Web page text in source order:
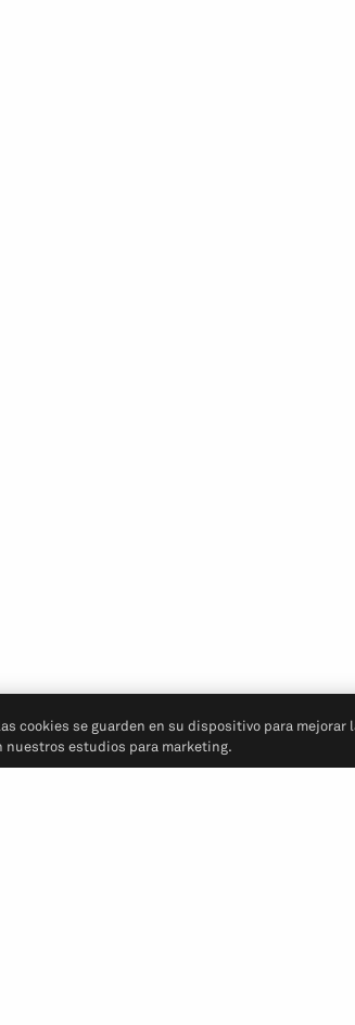
cookies se guarden en su dispositivo para mejorar
nuestros estudios para marketing.